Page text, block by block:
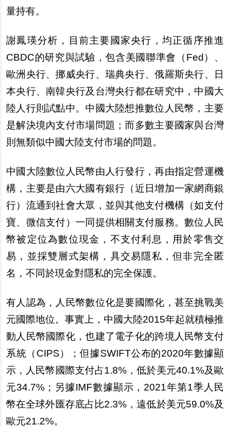
量持有。
謝鳳瑛分析，目前主要國家央行，均正循序推進
CBDC的研究與試驗，包含美國聯準會（Fed）、
歐洲央行、挪威央行、瑞典央行、俄羅斯央行、日
本央行、南韓央行及台灣央行都在研究中，中國大
陸人行則試點中。中國大陸想推數位人民幣，主要
是解決境內支付市場問題；而多數主要國家與台灣
則無類似中國大陸支付市場的問題。
中國大陸數位人民幣由人行發行，再由指定營運機
構，主要是由六大國有銀行（近日增加一家網商銀
行）流通到社會大眾 ，並與其他支付機構（如支付
寶、微信支付）一同提供相關支付服務。數位人民
幣被定位為數位現金，不支付利息，用於零售交
易，並採雙層式架構，具交易隱私，但非完全匿
名，不同於現金對隱私的完全保護。
有人認為，人民幣數位化是要國際化，甚至挑戰美
元國際地位。事實上，中國大陸2015年起就積極推
動人民幣國際化，也建了電子化的跨境人民幣支付
系統（CIPS）；但據SWIFT公布的2020年數據顯
示，人民幣國際支付占1.8%，低於美元40.1%及歐
元34.7%； 另據IMF數據顯示，2021年第1季人民
幣在全球外匯存底占比2.3%，遠低於美元59.0%及
歐元21.2%。